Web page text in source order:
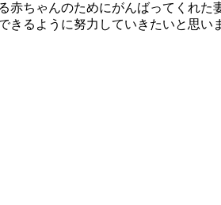
赤ちゃんのためにがんばってくれ
るように努力していきたいと思い